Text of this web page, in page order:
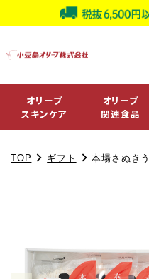
オリーブ
スキンケア
オリーブ
関連食品
TOP ギフト 本場さぬき